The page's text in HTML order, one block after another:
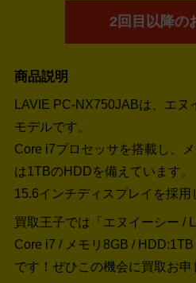
2回目以降の
商品説明
LAVIE PC-NX750JABは、エ
モデルです。
Core i7プロセッサを搭載し、
は1TBのHDDを備えています。
15.6インチディスプレイを採用
買取王子では「エヌイーシー /
Core i7 / メモリ8GB /
です！ ぜひこの機会に買取お申